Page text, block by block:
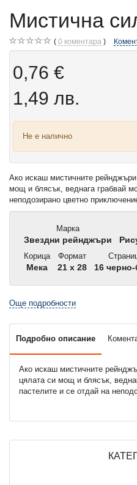
Мистична
0 коментара
0,76 €
1,49 лв.
Не е налично
Ако искаш мистичните
мощ и блясък, веднага грабвай
неподозирано цветно
Марка
Звездни рейнджъри
Корица
Мека
Формат
21 x 28
16
Още подробности
Подробно описание
Ако искаш мистичните
цялата си мощ и блясък,
пастелите и се отдай на